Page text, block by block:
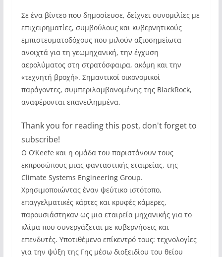
Σε ένα βίντεο που δημοσίευσε, δείχνει συνομιλίες με
επιχειρηματίες, συμβούλους και κυβερνητικούς
εμπιστευματοδόχους που μιλούν αξιοσημείωτα
ανοιχτά για τη γεωμηχανική, την έγχυση
αερολύματος στη στρατόσφαιρα, ακόμη και την
«τεχνητή βροχή». Σημαντικοί οικονομικοί
παράγοντες, συμπεριλαμβανομένης της BlackRock,
αναφέρονται επανειλημμένα.
Thank you for reading this post, don't forget to
subscribe!
Ο O’Keefe και η ομάδα του παριστάνουν τους
εκπροσώπους μιας φανταστικής εταιρείας, της
Climate Systems Engineering Group.
Χρησιμοποιώντας έναν ψεύτικο ιστότοπο,
επαγγελματικές κάρτες και κρυφές κάμερες,
παρουσιάστηκαν ως μια εταιρεία μηχανικής για το
κλίμα που συνεργάζεται με κυβερνήσεις και
επενδυτές. Υποτιθέμενο επίκεντρό τους: τεχνολογίες
για την ψύξη της Γης μέσω διοξειδίου του θείου